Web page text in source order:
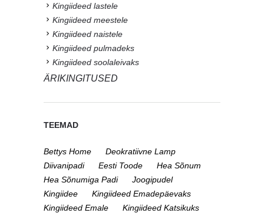
Kingiideed lastele
Kingiideed meestele
Kingiideed naistele
Kingiideed pulmadeks
Kingiideed soolaleivaks
ÄRIKINGITUSED
TEEMAD
Bettys Home
Deokratiivne Lamp
Diivanipadi
Eesti Toode
Hea Sõnum
Hea Sõnumiga Padi
Joogipudel
Kingiidee
Kingiideed Emadepäevaks
Kingiideed Emale
Kingiideed Katsikuks